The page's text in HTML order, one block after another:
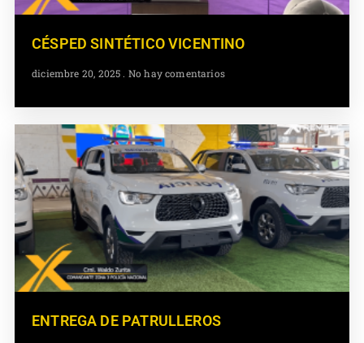
CÉSPED SINTÉTICO VICENTINO
diciembre 20, 2025 No hay comentarios
ENTREGA DE PATRULLEROS